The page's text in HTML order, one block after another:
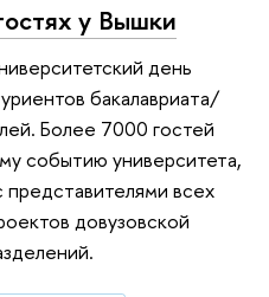
у Вышки
день
бакалавриата/
Более 7000 гостей
событию университета,
представителями всех
довузовской